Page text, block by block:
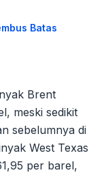
Batas
Brent
meski sedikit
sebelumnya di
West Texas
per barel,